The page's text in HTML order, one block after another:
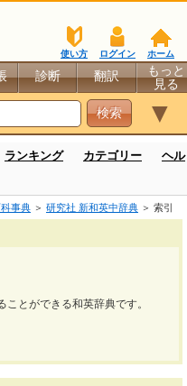
ホーム
ログイン
使い方
診断 翻訳
もっと
見る
▼
ランキング カテゴリー
ヘル
事典 ＞ 研究社 新和英中辞典 ＞ 索引
とができる和英辞典です。